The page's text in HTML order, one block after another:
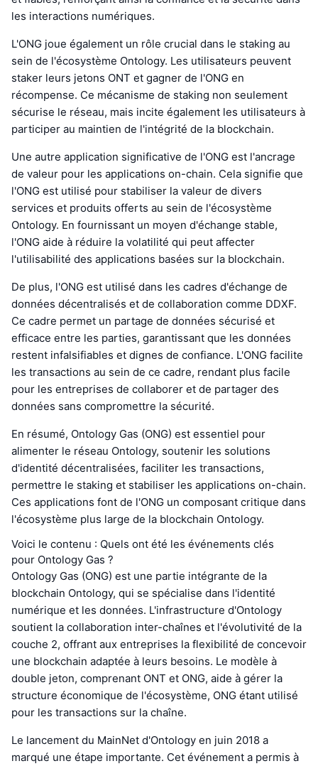
les interactions numériques.
L'ONG joue également un rôle crucial dans le staking au
sein de l'écosystème Ontology. Les utilisateurs peuvent
staker leurs jetons ONT et gagner de l'ONG en
récompense. Ce mécanisme de staking non seulement
sécurise le réseau, mais incite également les utilisateurs à
participer au maintien de l'intégrité de la blockchain.
Une autre application significative de l'ONG est l'ancrage
de valeur pour les applications on-chain. Cela signifie que
l'ONG est utilisé pour stabiliser la valeur de divers
services et produits offerts au sein de l'écosystème
Ontology. En fournissant un moyen d'échange stable,
l'ONG aide à réduire la volatilité qui peut affecter
l'utilisabilité des applications basées sur la blockchain.
De plus, l'ONG est utilisé dans les cadres d'échange de
données décentralisés et de collaboration comme DDXF.
Ce cadre permet un partage de données sécurisé et
efficace entre les parties, garantissant que les données
restent infalsifiables et dignes de confiance. L'ONG facilite
les transactions au sein de ce cadre, rendant plus facile
pour les entreprises de collaborer et de partager des
données sans compromettre la sécurité.
En résumé, Ontology Gas (ONG) est essentiel pour
alimenter le réseau Ontology, soutenir les solutions
d'identité décentralisées, faciliter les transactions,
permettre le staking et stabiliser les applications on-chain.
Ces applications font de l'ONG un composant critique dans
l'écosystème plus large de la blockchain Ontology.
Voici le contenu : Quels ont été les événements clés
pour Ontology Gas ?
Ontology Gas (ONG) est une partie intégrante de la
blockchain Ontology, qui se spécialise dans l'identité
numérique et les données. L'infrastructure d'Ontology
soutient la collaboration inter-chaînes et l'évolutivité de la
couche 2, offrant aux entreprises la flexibilité de concevoir
une blockchain adaptée à leurs besoins. Le modèle à
double jeton, comprenant ONT et ONG, aide à gérer la
structure économique de l'écosystème, ONG étant utilisé
pour les transactions sur la chaîne.
Le lancement du MainNet d'Ontology en juin 2018 a
marqué une étape importante. Cet événement a permis à